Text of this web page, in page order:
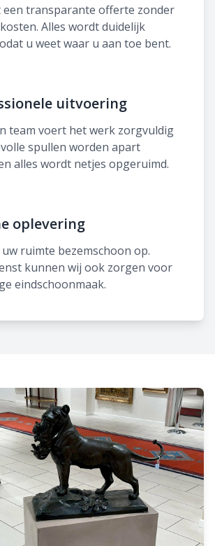
een transparante offerte zonder
Alles wordt duidelijk
u weet waar u aan toe bent.
uitvoering
team voert het werk zorgvuldig
spullen worden apart
alles wordt netjes opgeruimd.
oplevering
ruimte bezemschoon op.
kunnen wij ook zorgen voor
eindschoonmaak.